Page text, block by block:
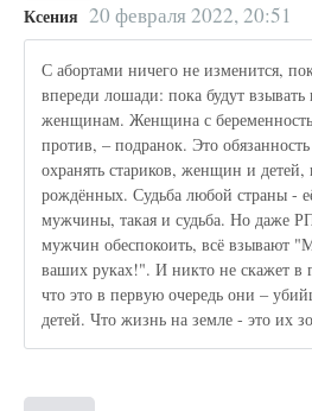
Ксения 20 февраля 2022, 20:51
С абортами ничего не изменится,
впереди лошади: пока будут
женщинам. Женщина с
против, – подранок. Это
охранять стариков, женщин и
рождённых. Судьба любой страны -
мужчины, такая и судьба. Но даже
мужчин обеспокоить, всё взывают
ваших руках!". И никто не скажет в
что это в первую очередь они –
детей. Что жизнь на земле - это их